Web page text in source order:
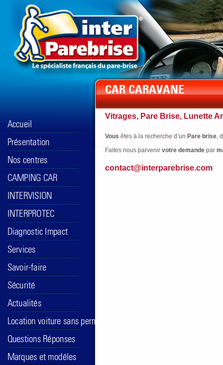
Vitrages, Pare Brise, Lunette
Vous êtes à la recherche d’un Pare brise,
Faites nous parvenir votre demande par
contact@interparebrise.com